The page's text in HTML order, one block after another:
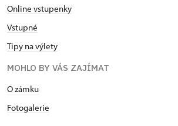
Online vstupenky
Vstupné
Tipy na výlety
MOHLO BY VÁS ZAJÍMAT
O zámku
Fotogalerie